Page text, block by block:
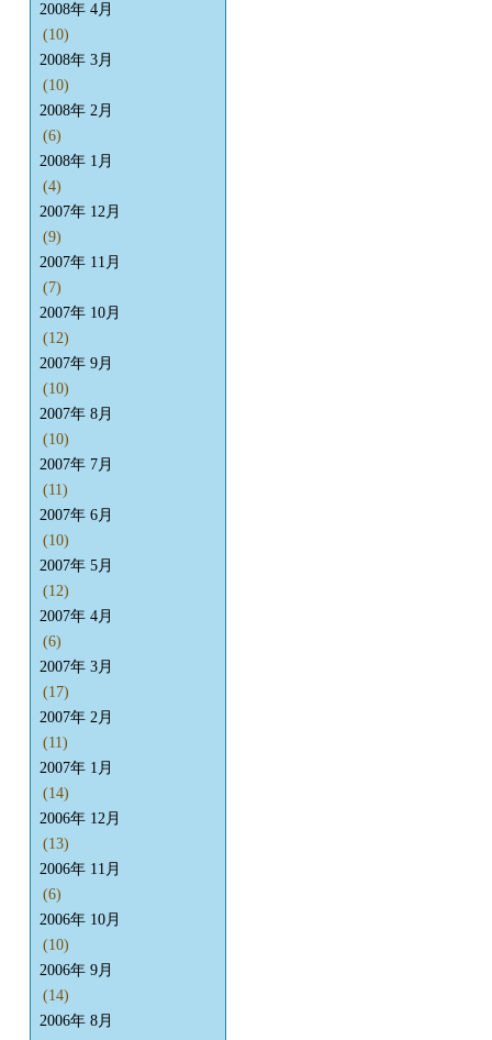
2008年 4月
(10)
2008年 3月
(10)
2008年 2月
(6)
2008年 1月
(4)
2007年 12月
(9)
2007年 11月
(7)
2007年 10月
(12)
2007年 9月
(10)
2007年 8月
(10)
2007年 7月
(11)
2007年 6月
(10)
2007年 5月
(12)
2007年 4月
(6)
2007年 3月
(17)
2007年 2月
(11)
2007年 1月
(14)
2006年 12月
(13)
2006年 11月
(6)
2006年 10月
(10)
2006年 9月
(14)
2006年 8月